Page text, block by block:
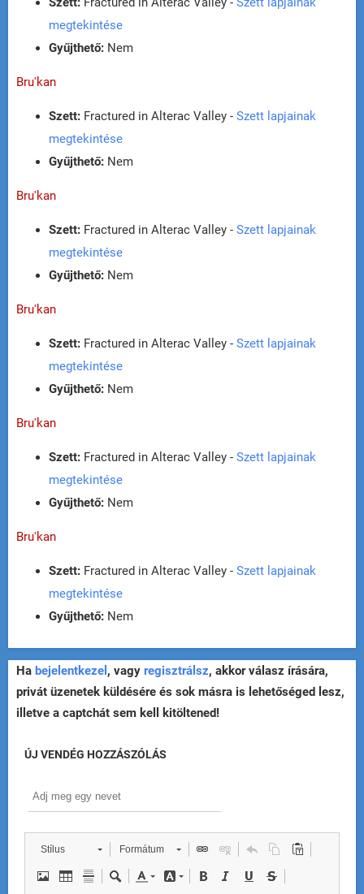
megtekintése
Gyűjthető: Nem
Bru'kan
Szett: Fractured in Alterac Valley - Szett lapjainak
megtekintése
Gyűjthető: Nem
Bru'kan
Szett: Fractured in Alterac Valley - Szett lapjainak
megtekintése
Gyűjthető: Nem
Bru'kan
Szett: Fractured in Alterac Valley - Szett lapjainak
megtekintése
Gyűjthető: Nem
Bru'kan
Szett: Fractured in Alterac Valley - Szett lapjainak
megtekintése
Gyűjthető: Nem
Bru'kan
Szett: Fractured in Alterac Valley - Szett lapjainak
megtekintése
Gyűjthető: Nem
Ha bejelentkezel , vagy regisztrálsz, akkor válasz írására,
privát üzenetek küldésére és sok másra is lehetőséged lesz,
illetve a captchát sem kell kitöltened!
ÚJ VENDÉG HOZZÁSZÓLÁS
Stílus Formátum